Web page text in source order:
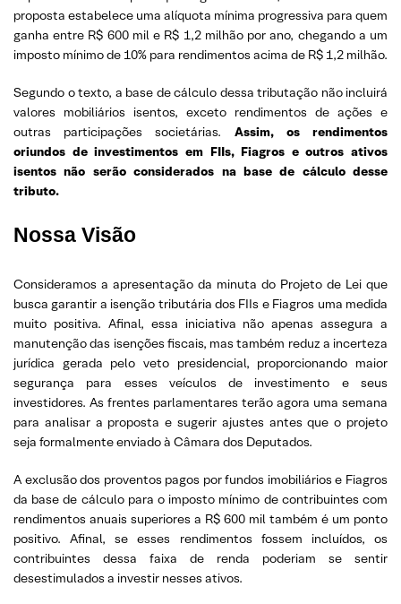
proposta estabelece uma alíquota mínima progressiva para quem
ganha entre R$ 600 mil e R$ 1,2 milhão por ano, chegando a um
imposto mínimo de 10% para rendimentos acima de R$ 1,2 milhão.
Segundo o texto, a base de cálculo dessa tributação não incluirá
valores mobiliários isentos, exceto rendimentos de ações e
outras participações societárias. Assim, os rendimentos
oriundos de investimentos em FIIs, Fiagros e outros ativos
isentos não serão considerados na base de cálculo desse
tributo.
Nossa Visão
Consideramos a apresentação da minuta do Projeto de Lei que
busca garantir a isenção tributária dos FIIs e Fiagros uma medida
muito positiva. Afinal, essa iniciativa não apenas assegura a
manutenção das isenções fiscais, mas também reduz a incerteza
jurídica gerada pelo veto presidencial, proporcionando maior
segurança para esses veículos de investimento e seus
investidores. As frentes parlamentares terão agora uma semana
para analisar a proposta e sugerir ajustes antes que o projeto
seja formalmente enviado à Câmara dos Deputados.
A exclusão dos proventos pagos por fundos imobiliários e Fiagros
da base de cálculo para o imposto mínimo de contribuintes com
rendimentos anuais superiores a R$ 600 mil também é um ponto
positivo. Afinal, se esses rendimentos fossem incluídos, os
contribuintes dessa faixa de renda poderiam se sentir
desestimulados a investir nesses ativos.